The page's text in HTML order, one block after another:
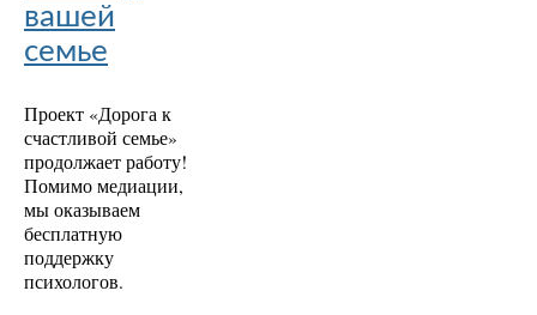
вашей
семье
Проект «Дорога к
счастливой семье»
продолжает работу!
Помимо медиации,
мы оказываем
бесплатную
поддержку
психологов.